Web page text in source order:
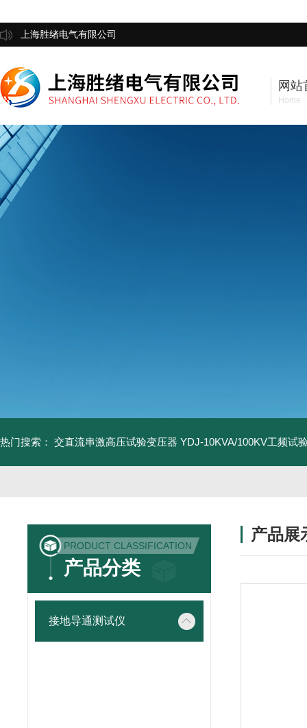
上海胜绪电气有限公司
网站
Home
热门搜索： 交直流串激高压试验变压器 YDJ-10KVA/100KV工频试
PRODUCT CLASSIFICATION
产品分类
接地导通测试仪
产品展